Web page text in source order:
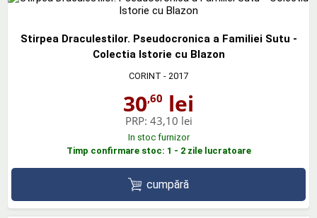
Stirpea Draculestilor. Pseudocronica a Familiei Sutu -
Colectia Istorie cu Blazon
CORINT - 2017
30,60 lei
PRP: 43,10 lei
In stoc furnizor
Timp confirmare stoc: 1 - 2 zile lucratoare
cumpără